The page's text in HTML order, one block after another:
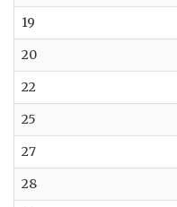
19
20
22
25
27
28